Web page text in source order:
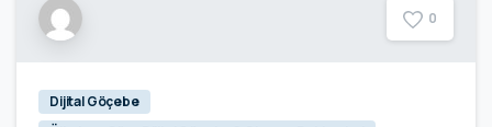
0
Dijital Göçebe